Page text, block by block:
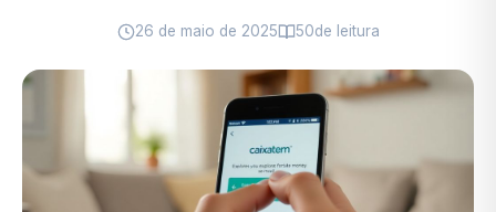
26 de maio de 2025 50de leitura